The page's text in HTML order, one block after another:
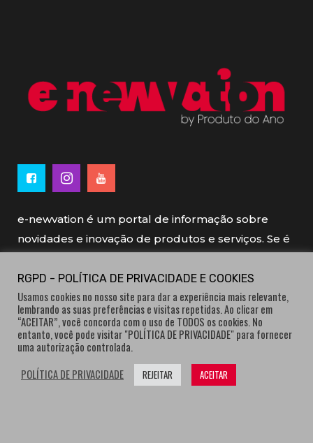
e-newvation é um portal de informação sobre
novidades e inovação de produtos e serviços. Se é
e-newvation tem o patrocínio do “Produto do
Ano”, o prémio de inovação atribuído por
consumidores.
RGPD - POLÍTICA DE PRIVACIDADE E COOKIES
Usamos cookies no nosso site para dar a experiência mais relevante,
lembrando as suas preferências e visitas repetidas. Ao clicar em
“ACEITAR”, você concorda com o uso de TODOS os cookies. No
entanto, você pode visitar "POLÍTICA DE PRIVACIDADE" para fornecer
uma autorização controlada.
POLÍTICA DE PRIVACIDADE
REJEITAR ACEITAR